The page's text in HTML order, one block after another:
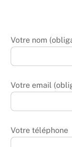
Votre nom
Votre email
Votre téléphone